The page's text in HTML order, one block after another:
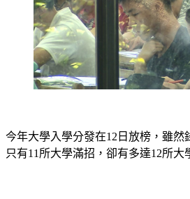
今年大學入學分發在12日放榜，雖然
只有11所大學滿招，卻有多達12所大